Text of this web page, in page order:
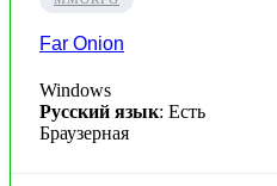
Far Onion
Windows
Русский язык: Есть
Браузерная